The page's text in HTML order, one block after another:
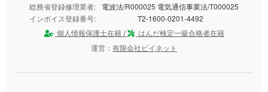
総務省登録修理業者:
電波法/R000025 電気通信事業法/T000025
インボイス登録番号:
T2-1600-0201-4492
個人情報保護士在籍 /
はんだ検定一級合格者在籍
運営： 有限会社ビイネット